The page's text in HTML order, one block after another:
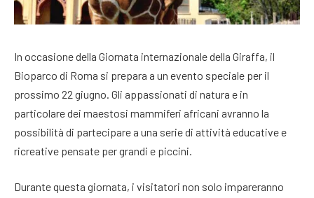
In occasione della Giornata internazionale della Giraffa, il
Bioparco di Roma si prepara a un evento speciale per il
prossimo 22 giugno. Gli appassionati di natura e in
particolare dei maestosi mammiferi africani avranno la
possibilità di partecipare a una serie di attività educative e
ricreative pensate per grandi e piccini.
Durante questa giornata, i visitatori non solo impareranno